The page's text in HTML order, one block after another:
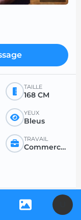
TAILLE
168 CM
YEUX
Bleus
TRAVAIL
Commercant et assimilé
ÂGE SOUHAITÉ